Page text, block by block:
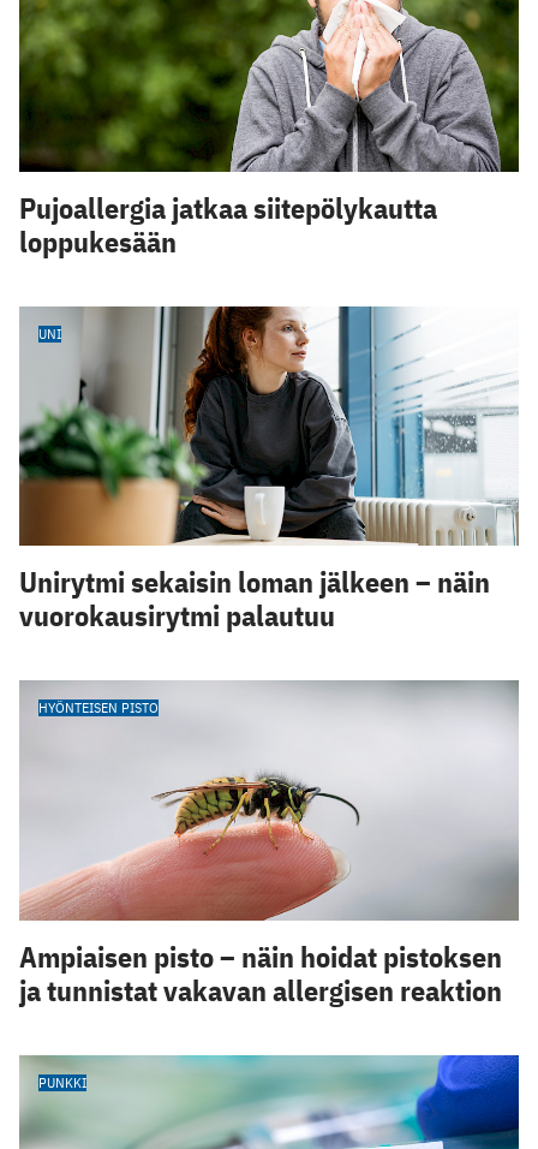
Pujoallergia jatkaa siitepölykautta
loppukesään
UNI
Unirytmi sekaisin loman jälkeen – näin
vuorokausirytmi palautuu
HYÖNTEISEN PISTO
Ampiaisen pisto – näin hoidat pistoksen
ja tunnistat vakavan allergisen reaktion
PUNKKI